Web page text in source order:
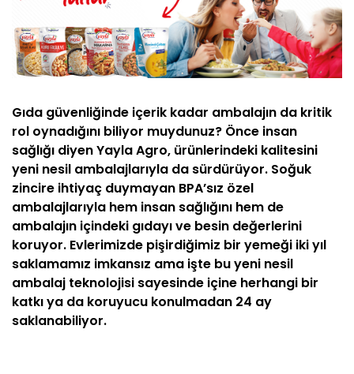
Gıda güvenliğinde içerik kadar ambalajın da kritik
rol oynadığını biliyor muydunuz? Önce insan
sağlığı diyen Yayla Agro, ürünlerindeki kalitesini
yeni nesil ambalajlarıyla da sürdürüyor. Soğuk
zincire ihtiyaç duymayan BPA’sız özel
ambalajlarıyla hem insan sağlığını hem de
ambalajın içindeki gıdayı ve besin değerlerini
koruyor. Evlerimizde pişirdiğimiz bir yemeği iki yıl
saklamamız imkansız ama işte bu yeni nesil
ambalaj teknolojisi sayesinde içine herhangi bir
katkı ya da koruyucu konulmadan 24 ay
saklanabiliyor.